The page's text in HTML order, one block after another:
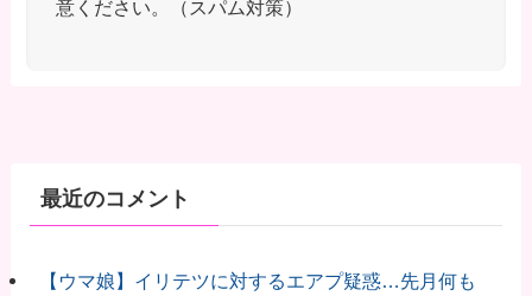
意ください。（スパム対策）
最近のコメント
【ウマ娘】イリテツに対するエアプ疑惑…先月何も